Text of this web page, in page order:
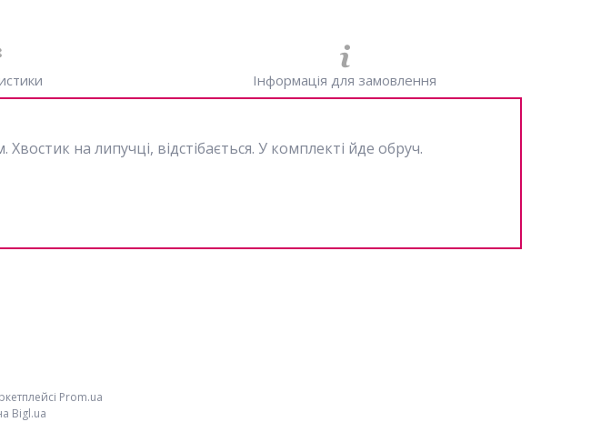
Інформація для замовлення
на липучці, відстібається. У комплекті йде обруч.
Prom.ua
Bigl.ua